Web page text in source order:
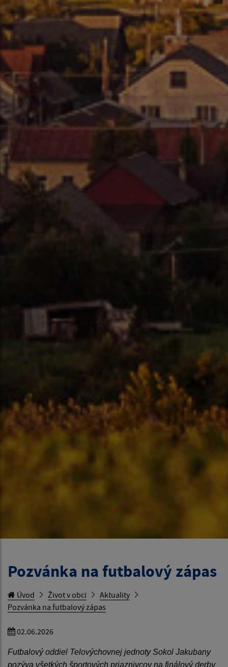
Pozvánka na futbalový zápas
Úvod Život v obci
Aktuality
Pozvánka na futbalový zápas
02.06.2026
Futbalový oddiel Telovýchovnej jednoty Sokol Jakubany
pozýva všetkých športových priaznivcov na finálový derby